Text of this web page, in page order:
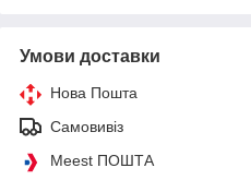
Умови доставки
Нова Пошта
Самовивіз
Meest ПОШТА